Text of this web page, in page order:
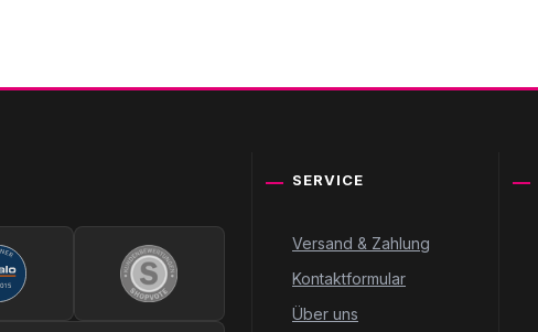
SERVICE
Versand & Zahlung
Kontaktformular
Über uns